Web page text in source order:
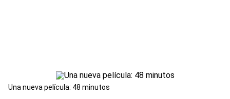
Una nueva película: 48 minutos